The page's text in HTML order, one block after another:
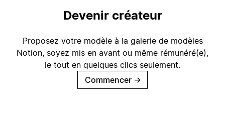
Devenir créateur
Proposez votre modèle à la galerie de modèles
Notion, soyez mis en avant ou même rémunéré(e),
le tout en quelques clics seulement.
Commencer →